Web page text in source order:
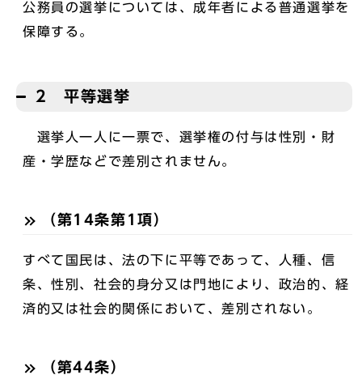
公務員の選挙については、成年者による普通選挙を
保障する。
2 平等選挙
選挙人一人に一票で、選挙権の付与は性別・財
産・学歴などで差別されません。
（第14条第1項）
すべて国民は、法の下に平等であって、人種、信
条、性別、社会的身分又は門地により、政治的、経
済的又は社会的関係において、差別されない。
（第44条）